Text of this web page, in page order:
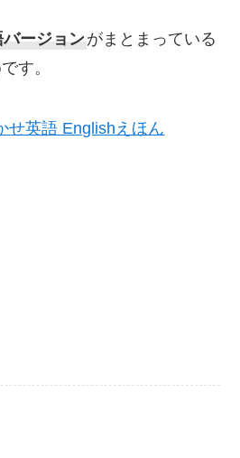
ージョンがまとまっている
す。
せ英語 Englishえほん